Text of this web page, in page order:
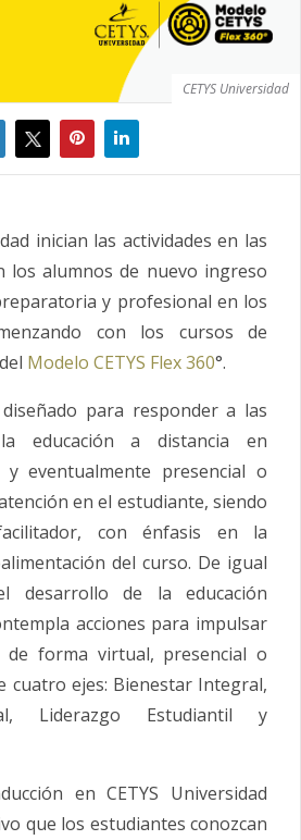
CETYS Universidad
inician las actividades en las
los alumnos de nuevo ingreso
y profesional en los
con los cursos de
Modelo CETYS Flex 360°.
para responder a las
educación a distancia en
y eventualmente presencial o
en el estudiante, siendo
con énfasis en la
del curso. De igual
desarrollo de la educación
acciones para impulsar
de forma virtual, presencial o
cuatro ejes: Bienestar Integral,
Liderazgo Estudiantil y
en CETYS Universidad
que los estudiantes conozcan